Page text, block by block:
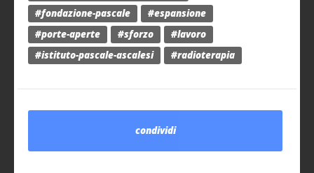
#fondazione-pascale
#espansione
#porte-aperte
#sforzo
#lavoro
#istituto-pascale-ascalesi
#radioterapia
condividi